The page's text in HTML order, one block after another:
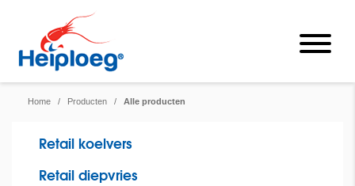
Home / Producten / Alle producten
Retail koelvers
Retail diepvries